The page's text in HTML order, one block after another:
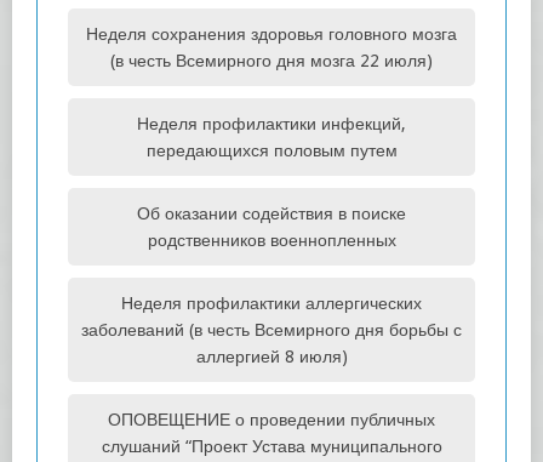
Неделя сохранения здоровья головного мозга
(в честь Всемирного дня мозга 22 июля)
Неделя профилактики инфекций,
передающихся половым путем
Об оказании содействия в поиске
родственников военнопленных
Неделя профилактики аллергических
заболеваний (в честь Всемирного дня борьбы с
аллергией 8 июля)
ОПОВЕЩЕНИЕ о проведении публичных
слушаний “Проект Устава муниципального